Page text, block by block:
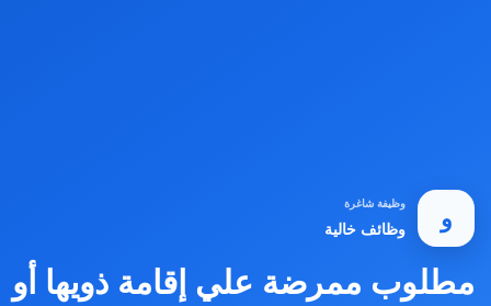
و
وظيفة شاغرة
وظائف خالية
مطلوب ممرضة علي إقامة ذويها أو